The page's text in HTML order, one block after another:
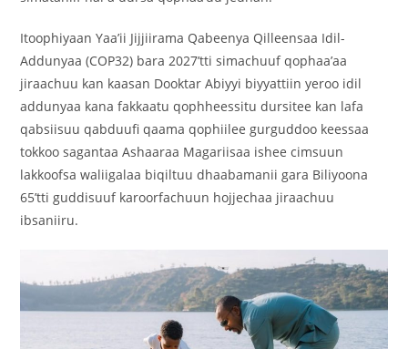
Itoophiyaan Yaa’ii Jijjiirama Qabeenya Qilleensaa Idil-
Addunyaa (COP32) bara 2027’tti simachuuf qophaa’aa
jiraachuu kan kaasan Dooktar Abiyyi biyyattiin yeroo idil
addunyaa kana fakkaatu qophheessitu dursitee kan lafa
qabsiisuu qabduufi qaama qophiilee gurguddoo keessaa
tokkoo sagantaa Ashaaraa Magariisaa ishee cimsuun
lakkoofsa waliigalaa biqiltuu dhaabamanii gara Biliyoona
65’tti guddisuuf karoorfachuun hojjechaa jiraachuu
ibsaniiru.